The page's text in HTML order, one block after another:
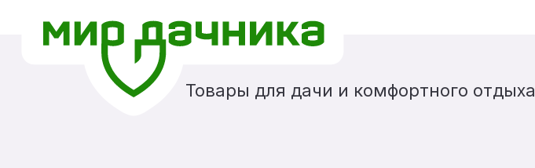
Товары для дачи и комфортного отдыха